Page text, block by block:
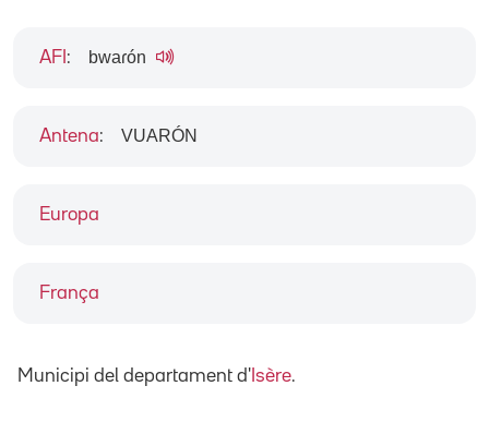
Europa
França
AFI : bwaɾón
Antena: VUARÓN
Municipi del departament d' Isère.